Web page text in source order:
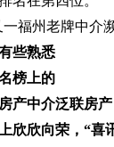
些熟悉
榜上的
产中介泛联房产
欣欣向荣，“喜